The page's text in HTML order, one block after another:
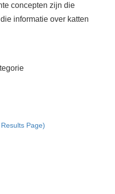
concepten zijn die
informatie over katten
Page)